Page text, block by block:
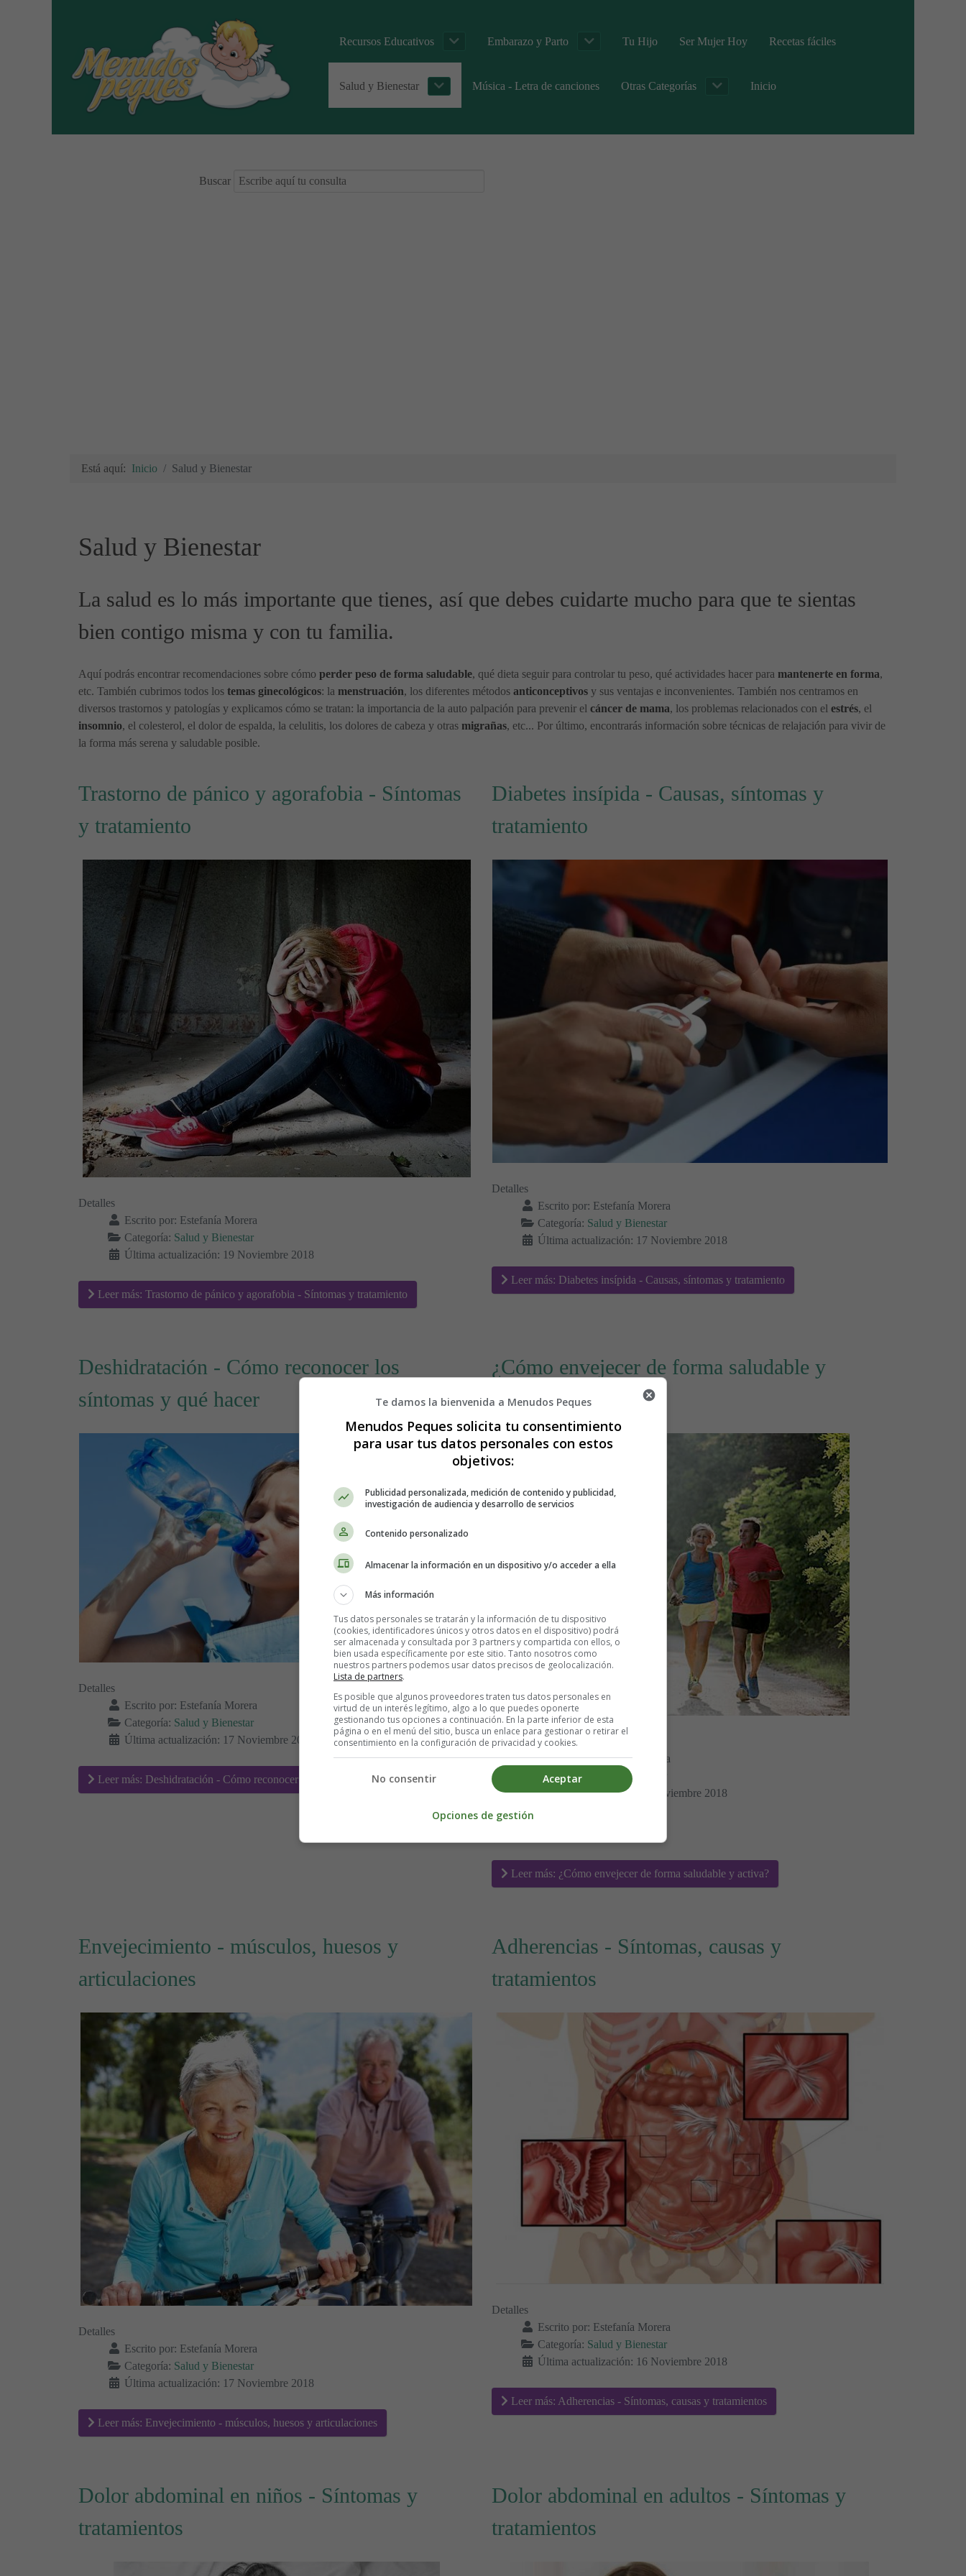
Recursos Educativos Embarazo y Parto Tu Hijo Ser Mujer Hoy Recetas fáciles
Salud y Bienestar Música - Letra de canciones Otras Categorías Inicio
Buscar
Está aquí: Inicio Salud y Bienestar
Salud y Bienestar
La salud es lo más importante que tienes, así que debes cuidarte mucho para que te sientas
bien contigo misma y con tu familia.
Aquí podrás encontrar recomendaciones sobre cómo perder peso de forma saludable, qué dieta seguir para controlar tu peso, qué actividades hacer para mantenerte en forma,
etc. También cubrimos todos los temas ginecológicos: la menstruación, los diferentes métodos anticonceptivos y sus ventajas e inconvenientes. También nos centramos en
diversos trastornos y patologías y explicamos cómo se tratan: la importancia de la auto palpación para prevenir el cáncer de mama, los problemas relacionados con el estrés, el
insomnio, el colesterol, el dolor de espalda, la celulitis, los dolores de cabeza y otras migrañas, etc... Por último, encontrarás información sobre técnicas de relajación para vivir de
la forma más serena y saludable posible.
Trastorno de pánico y agorafobia - Síntomas
y tratamiento
Detalles
Escrito por: Estefanía Morera
Categoría: Salud y Bienestar
Última actualización: 19 Noviembre 2018
Leer más: Trastorno de pánico y agorafobia - Síntomas y tratamiento
Diabetes insípida - Causas, síntomas y
tratamiento
Detalles
Escrito por: Estefanía Morera
Categoría: Salud y Bienestar
Última actualización: 17 Noviembre 2018
Leer más: Diabetes insípida - Causas, síntomas y tratamiento
Deshidratación - Cómo reconocer los
síntomas y qué hacer
Detalles
Escrito por: Estefanía Morera
Categoría: Salud y Bienestar
Última actualización: 17 Noviembre 2018
Leer más: Deshidratación - Cómo reconocer los síntomas y qué hacer
¿Cómo envejecer de forma saludable y
activa?
Detalles
Escrito por:Estefanía Morera
Categoría:
Salud y Bienestar
Última actualización: 17 Noviembre 2018
Leer más: ¿Cómo envejecer de forma saludable y activa?
Envejecimiento - músculos, huesos y
articulaciones
Detalles
Escrito por: Estefanía Morera
Categoría: Salud y Bienestar
Última actualización: 17 Noviembre 2018
Leer más: Envejecimiento - músculos, huesos y articulaciones
Adherencias - Síntomas, causas y
tratamientos
Detalles
Escrito por: Estefanía Morera
Categoría: Salud y Bienestar
Última actualización: 16 Noviembre 2018
Leer más: Adherencias - Síntomas, causas y tratamientos
Dolor abdominal en niños - Síntomas y
tratamientos
Dolor abdominal en adultos - Síntomas y
tratamientos
Te damos la bienvenida a Menudos Peques
Menudos Peques solicita tu consentimiento
para usar tus datos personales con estos
objetivos:
Publicidad personalizada, medición de contenido y publicidad,
investigación de audiencia y desarrollo de servicios
Contenido personalizado
Almacenar la información en un dispositivo y/o acceder a ella
Más información
Tus datos personales se tratarán y la información de tu dispositivo
(cookies, identificadores únicos y otros datos en el dispositivo) podrá
ser almacenada y consultada por 3 partners y compartida con ellos, o
bien usada específicamente por este sitio. Tanto nosotros como
nuestros partners podemos usar datos precisos de geolocalización.
Lista de partners.
Es posible que algunos proveedores traten tus datos personales en
virtud de un interés legítimo, algo a lo que puedes oponerte
gestionando tus opciones a continuación. En la parte inferior de esta
página o en el menú del sitio, busca un enlace para gestionar o retirar el
consentimiento en la configuración de privacidad y cookies.
Aceptar
No consentir
Opciones de gestión